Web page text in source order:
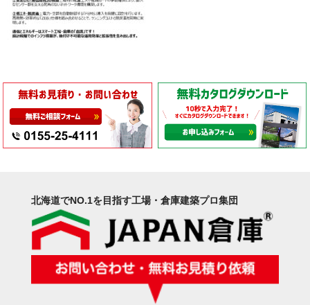
北海道でNO.1を目指す工場・倉庫建築プロ集団